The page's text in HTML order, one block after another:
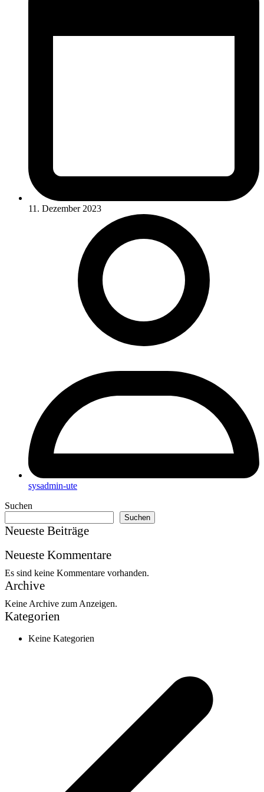
11. Dezember 2023
sysadmin-ute
Suchen
Suchen
Neueste Beiträge
Neueste Kommentare
Es sind keine Kommentare vorhanden.
Archive
Keine Archive zum Anzeigen.
Kategorien
Keine Kategorien